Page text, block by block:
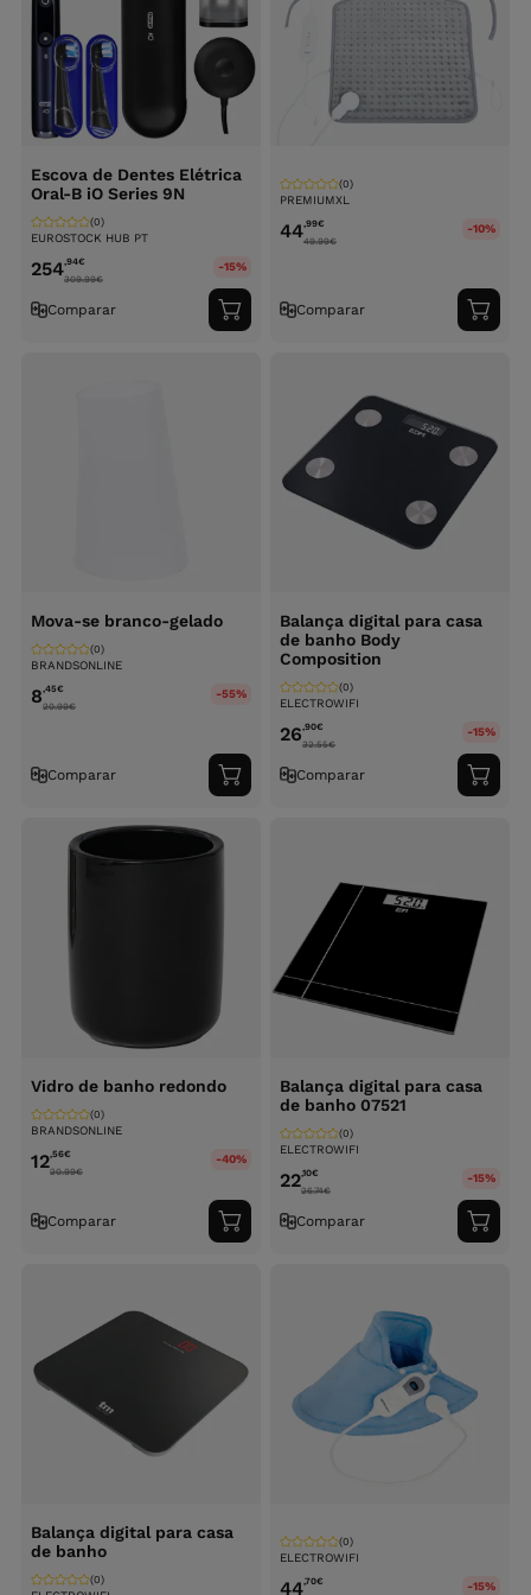
Escova de Dentes Elétrica
Oral-B iO Series 9N
EUROSTOCK HUB PT
(0)
254,94€
309.99€
-15%
Comparar
Adicionar
ao
PREMIUMXL
(0)
44,99€
49.99€
-10%
Comparar
ao
Mova-se branco-gelado
BRANDSONLINE
(0)
8,45€
20.99€
-55%
Comparar
Adicionar
ao
Balança digital para casa
de banho Body
Composition
ELECTROWIFI
(0)
26,90€
32.55€
-15%
Comparar
ao
Vidro de banho redondo
BRANDSONLINE
(0)
12,56€
20.99€
-40%
Comparar
Adicionar
ao
Balança digital para casa
de banho 07521
ELECTROWIFI
(0)
22,10€
26.74€
-15%
Comparar
ao
Balança digital para casa
de banho
(0)
ELECTROWIFI
(0)
44,70€
-15%